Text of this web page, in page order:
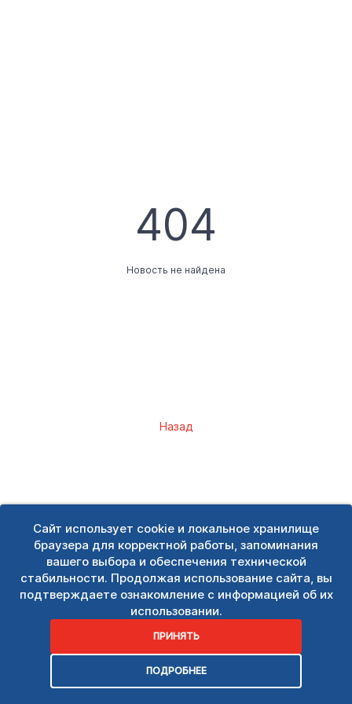
Сайт использует cookie и локальное хранилище
браузера для корректной работы, запоминания
вашего выбора и обеспечения технической
стабильности. Продолжая использование сайта, вы
подтверждаете ознакомление с информацией об их
использовании.
ПРИНЯТЬ
ПОДРОБНЕЕ
404
Новость не найдена
Назад